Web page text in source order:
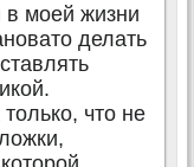
в моей жизни
делать
что не